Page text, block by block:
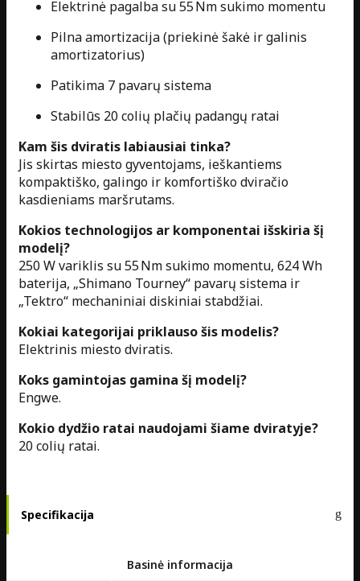
Elektrinė pagalba su 55 Nm sukimo momentu
Pilna amortizacija (priekinė šakė ir galinis
amortizatorius)
Patikima 7 pavarų sistema
Stabilūs 20 colių plačių padangų ratai
Kam šis dviratis labiausiai tinka?
Jis skirtas miesto gyventojams, ieškantiems
kompaktiško, galingo ir komfortiško dviračio
kasdieniams maršrutams.
Kokios technologijos ar komponentai išskiria šį
modelį?
250 W variklis su 55 Nm sukimo momentu, 624 Wh
baterija, „Shimano Tourney“ pavarų sistema ir
„Tektro“ mechaniniai diskiniai stabdžiai.
Kokiai kategorijai priklauso šis modelis?
Elektrinis miesto dviratis.
Koks gamintojas gamina šį modelį?
Engwe.
Kokio dydžio ratai naudojami šiame dviratyje?
20 colių ratai.
Specifikacija
Basinė informacija